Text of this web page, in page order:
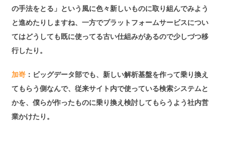
の手法をとる」という風に色々新しいものに取り組んでみよう
と進めたりしますね、一方でプラットフォームサービスについ
てはどうしても既に使ってる古い仕組みがあるので少しづつ移
行したり。
加嵜 ：ビッグデータ部でも、新しい解析基盤を作って乗り換え
てもらう側なんで、従来サイト内で使っている検索システムと
かを、僕らが作ったものに乗り換え検討してもらうよう社内営
業かけたり。